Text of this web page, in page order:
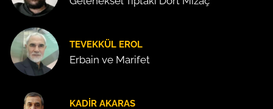
TEVEKKÜL EROL
Erbain ve Marifet
KADIR AKARAS